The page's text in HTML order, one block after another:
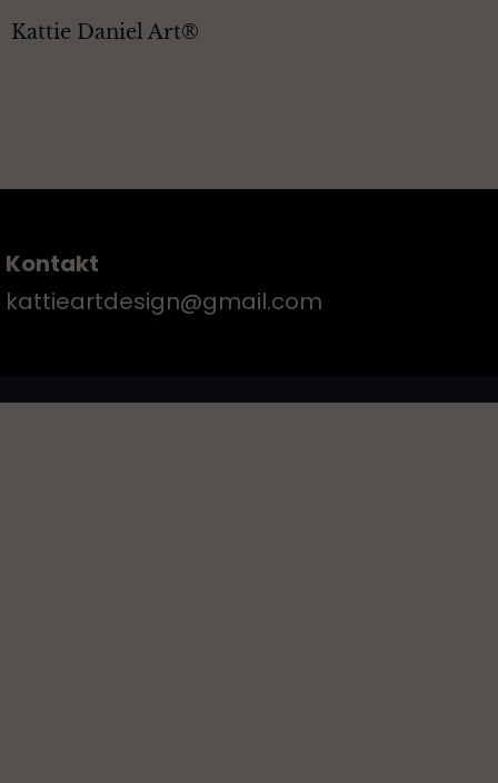
Kattie Daniel Art®
Kontakt
kattieartdesign@gmail.com